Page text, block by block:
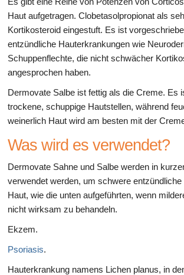
Haut aufgetragen. Clobetasolpropionat als
Kortikosteroid eingestuft. Es ist
entzündliche Hauterkrankungen wie
Schuppenflechte, die nicht schwächer
angesprochen haben.
Dermovate Salbe ist fettig als die Creme. Es
trockene, schuppige Hautstellen, während
weinerlich Haut wird am besten mit der
Was wird es verwendet?
Dermovate Sahne und Salbe werden in
verwendet werden, um schwere
Haut, wie die unten aufgeführten, wenn
nicht wirksam zu behandeln.
Ekzem.
Psoriasis.
Hauterkrankung namens Lichen planus, in